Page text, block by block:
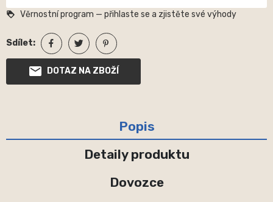
loyalty Věrnostní program — přihlaste se a zjistěte své výhody
Sdílet:
DOTAZ NA ZBOŽÍ
Popis
Detaily produktu
Dovozce